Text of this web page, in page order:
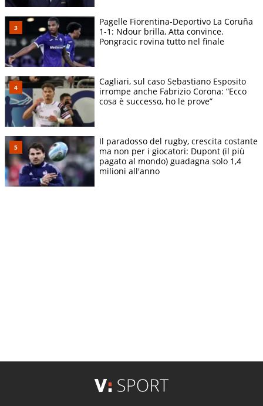
Pagelle Fiorentina-Deportivo La Coruña
1-1: Ndour brilla, Atta convince.
Pongracic rovina tutto nel finale
Cagliari, sul caso Sebastiano Esposito
irrompe anche Fabrizio Corona: “Ecco
cosa è successo, ho le prove”
Il paradosso del rugby, crescita costante
ma non per i giocatori: Dupont (il più
pagato al mondo) guadagna solo 1,4
milioni all'anno